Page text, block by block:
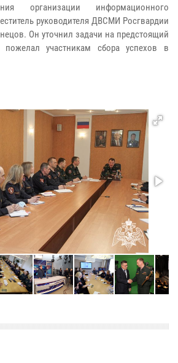
организации информационного
руководителя ДВСМИ Росгвардии
Он уточнил задачи на предстоящий
участникам сбора успехов в